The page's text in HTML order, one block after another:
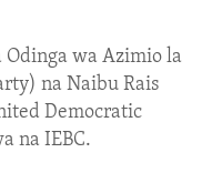
Odinga wa Azimio la
na Naibu Rais
Democratic
na IEBC.